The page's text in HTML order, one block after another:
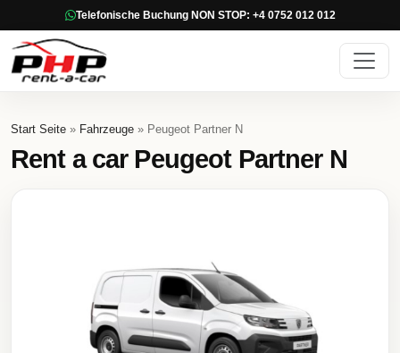
Telefonische Buchung NON STOP: +4 0752 012 012
Start Seite » Fahrzeuge » Peugeot Partner N
Rent a car Peugeot Partner N